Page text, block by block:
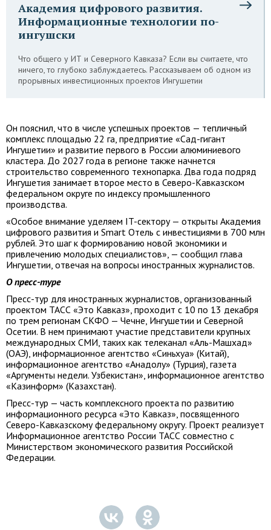
Академия цифрового развития.
Информационные технологии по-
ингушски
Что общего у ИТ и Северного Кавказа? Если вы считаете, что
ничего, то глубоко заблуждаетесь. Рассказываем об одном из
прорывных инвестиционных проектов Ингушетии
Он пояснил, что в числе успешных проектов — тепличный
комплекс площадью 22 га, предприятие «Сад-гигант
Ингушетии» и развитие первого в России алюминиевого
кластера. До 2027 года в регионе также начнется
строительство современного технопарка. Два года подряд
Ингушетия занимает второе место в Северо-Кавказском
федеральном округе по индексу промышленного
производства.
«Особое внимание уделяем IT-сектору — открыты Академия
цифрового развития и Smart Отель с инвестициями в 700 млн
рублей. Это шаг к формированию новой экономики и
привлечению молодых специалистов», — сообщил глава
Ингушетии, отвечая на вопросы иностранных журналистов.
О пресс-туре
Пресс-тур для иностранных журналистов, организованный
проектом ТАСС «Это Кавказ», проходит с 10 по 13 декабря
по трем регионам СКФО — Чечне, Ингушетии и Северной
Осетии. В нем принимают участие представители крупных
международных СМИ, таких как телеканал «Аль-Машхад»
(ОАЭ), информационное агентство «Cиньхуа» (Китай),
информационное агентство «Анадолу» (Турция), газета
«Аргументы недели. Узбекистан», информационное агентство
«Казинформ» (Казахстан).
Пресс-тур — часть комплексного проекта по развитию
информационного ресурса «Это Кавказ», посвященного
Северо-Кавказскому федеральному округу. Проект реализует
Информационное агентство России ТАСС совместно с
Министерством экономического развития Российской
Федерации.